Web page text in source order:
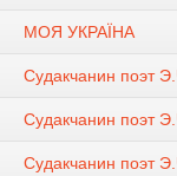
МОЯ УКРАЇНА
Судакчанин поэт
Судакчанин поэт
Судакчанин поэт